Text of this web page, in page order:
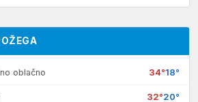
oblačno 34°18°
32°20°